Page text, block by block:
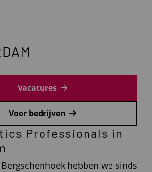
Vacatures
Voor bedrijven
Professionals in
hebben we sinds